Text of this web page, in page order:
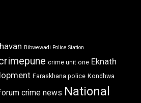
Bibwewadi Police Station
crime unit one Eknath
Faraskhana police Kondhwa
crime news National